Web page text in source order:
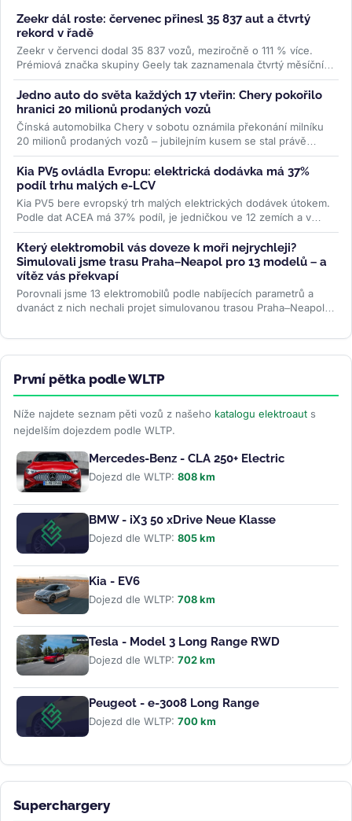
Zeekr dál roste: červenec přinesl 35 837 aut a čtvrtý
rekord v řadě
Zeekr v červenci dodal 35 837 vozů, meziročně o 111 % více.
Prémiová značka skupiny Geely tak zaznamenala čtvrtý měsíční
rekord po...>>
Jedno auto do světa každých 17 vteřin: Chery pokořilo
hranici 20 milionů prodaných vozů
Čínská automobilka Chery v sobotu oznámila překonání milníku
20 milionů prodaných vozů – jubilejním kusem se stal právě
uváděný...>>
Kia PV5 ovládla Evropu: elektrická dodávka má 37%
podíl trhu malých e-LCV
Kia PV5 bere evropský trh malých elektrických dodávek útokem.
Podle dat ACEA má 37% podíl, je jedničkou ve 12 zemích a v
Británii...>>
Který elektromobil vás doveze k moři nejrychleji?
Simulovali jsme trasu Praha–Neapol pro 13 modelů – a
vítěz vás překvapí
Porovnali jsme 13 elektromobilů podle nabíjecích parametrů a
dvanáct z nich nechali projet simulovanou trasou Praha–Neapol v
První pětka podle WLTP
Níže najdete seznam pěti vozů z našeho katalogu elektroaut s
nejdelším dojezdem podle WLTP.
Mercedes-Benz - CLA 250+ Electric
Dojezd dle WLTP: 808 km
BMW - iX3 50 xDrive Neue Klasse
Dojezd dle WLTP: 805 km
Kia - EV6
Dojezd dle WLTP: 708 km
Tesla - Model 3 Long Range RWD
Dojezd dle WLTP: 702 km
Peugeot - e-3008 Long Range
Dojezd dle WLTP: 700 km
Superchargery